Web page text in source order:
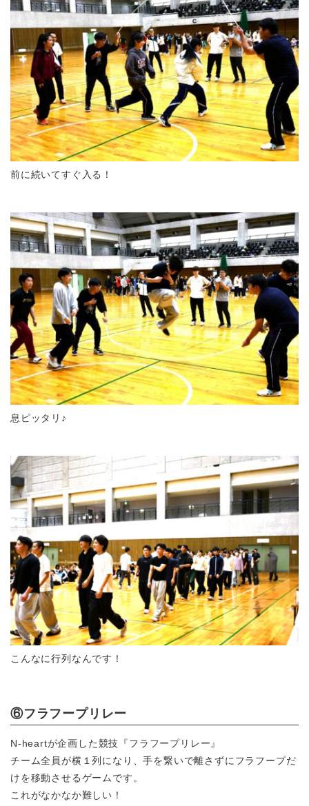
前に続いてすぐ入る！
息ピッタリ♪
こんなに行列なんです！
⑥フラフープリレー
N-heartが企画した競技『フラフープリレー』
チーム全員が横１列になり、手を繋いで離さずにフラフープだ
けを移動させるゲームです。
これがなかなか難しい！